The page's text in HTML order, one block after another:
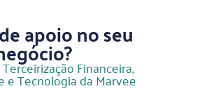
apoio no seu
Financeira,
e Tecnologia da Marvee